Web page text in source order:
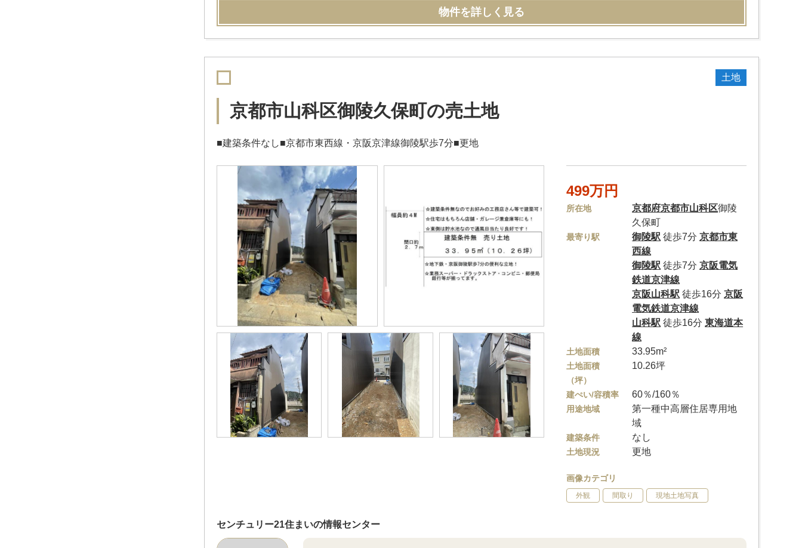
物件を詳しく見る
土地
京都市山科区御陵久保町の売土地
■建築条件なし■京都市東西線・京阪京津線御陵駅歩7分■更地
499万円
所在地 京都府京都市山科区御陵
久保町
最寄り駅 御陵駅 徒歩7分京都市東
西線
御陵駅 徒歩7分京阪電気
鉄道京津線
京阪山科駅 徒歩16分京阪
電気鉄道京津線
山科駅 徒歩16分東海道本
線
土地面積 33.95m²
土地面積
（坪）
10.26坪
建ぺい/容積率 60％/160％
用途地域
第一種中高層住居専用地
域
建築条件 なし
土地現況 更地
画像カテゴリ
外観 間取り 現地土地写真
センチュリー21住まいの情報センター